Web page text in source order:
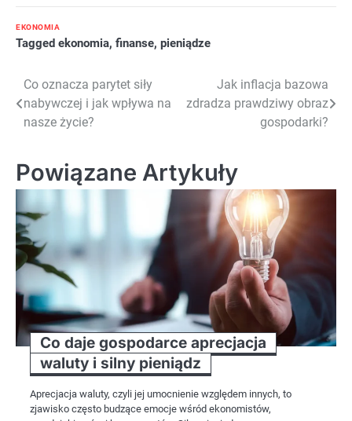
EKONOMIA
Tagged ekonomia, finanse, pieniądze
Nawigacja
wpisu
Co oznacza parytet siły
nabywczej i jak wpływa na
nasze życie?
Jak inflacja bazowa
zdradza prawdziwy obraz
gospodarki?
Powiązane Artykuły
Co daje gospodarce aprecjacja
waluty i silny pieniądz
Aprecjacja waluty, czyli jej umocnienie względem innych, to
zjawisko często budzące emocje wśród ekonomistów,